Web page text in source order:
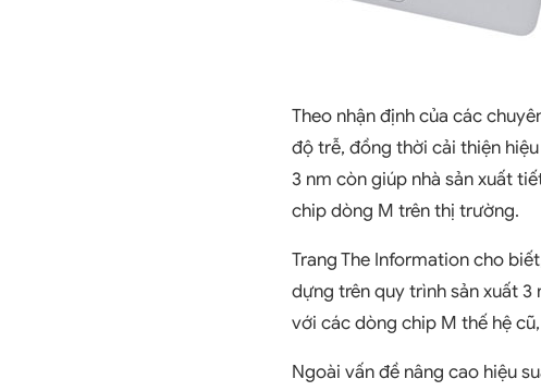
Theo nhận định của các
độ trễ, đồng thời cải thiện
3 nm còn giúp nhà sản xuất
chip dòng M trên thị trường.
Trang The Information cho
dựng trên quy trình sản xuất
với các dòng chip M thế hệ
Ngoài vấn đề nâng cao hiệu